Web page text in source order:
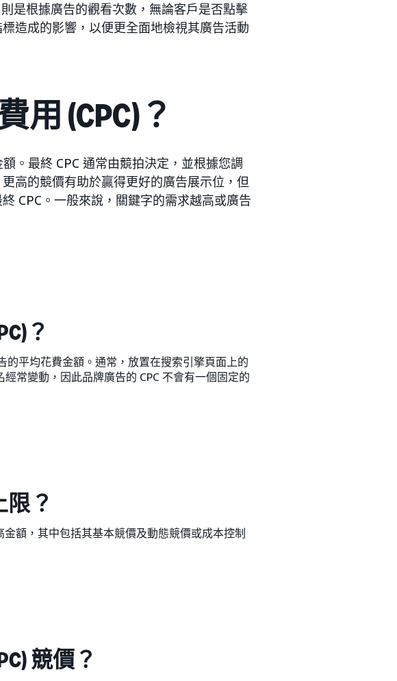
是根據廣告的觀看次數，無論客戶是否點擊
造成的影響，以便更全面地檢視其廣告活動
(CPC)？
。最終 CPC 通常由競拍決定，並根據您調
高的競價有助於贏得更好的廣告展示位，但
CPC。一般來說，關鍵字的需求越高或廣告
？
的平均花費金額。通常，放置在搜索引擎頁面上的
常變動，因此品牌廣告的 CPC 不會有一個固定的
限？
額，其中包括其基本競價及動態競價或成本控制
競價？